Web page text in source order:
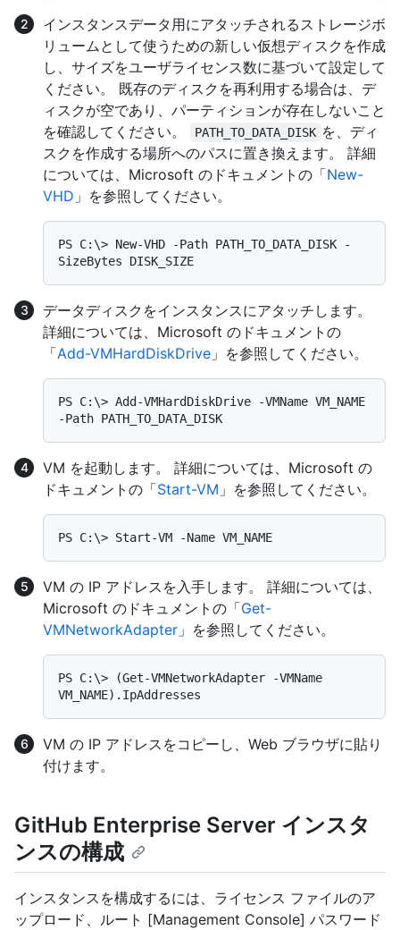
インスタンスデータ用にアタッチされるストレージボ
リュームとして使うための新しい仮想ディスクを作成
し、サイズをユーザライセンス数に基づいて設定して
ください。 既存のディスクを再利用する場合は、デ
ィスクが空であり、パーティションが存在しないこと
を確認してください。
PATH_TO_DATA_DISK を、ディ
スクを作成する場所へのパスに置き換えます。 詳細
については、Microsoft のドキュメントの「New-
VHD 」を参照してください。
PS C:\> New-VHD -Path PATH_TO_DATA_DISK -
データディスクをインスタンスにアタッチします。
詳細については、Microsoft のドキュメントの
「Add-VMHardDiskDrive 」を参照してください。
PS C:\> Add-VMHardDiskDrive -VMName VM_NAME
VM を起動します。 詳細については、Microsoft の
ドキュメントの「Start-VM 」を参照してください。
VM の IP アドレスを入手します。 詳細については、
Microsoft のドキュメントの「Get-
VMNetworkAdapter 」を参照してください。
PS C:\> (Get-VMNetworkAdapter -VMName
VM の IP アドレスをコピーし、Web ブラウザに貼り
付けます。
GitHub Enterprise Server インスタ
ンスの構成
インスタンスを構成するには、ライセンス ファイルのア
ップロード、ルート [Management Console] パスワード